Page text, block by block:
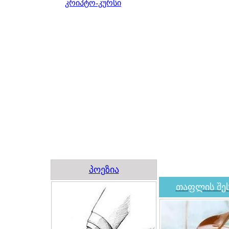
კრიპტო-კურსი
პოეზია
თაფლის